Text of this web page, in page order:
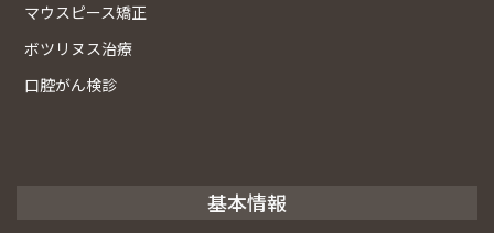
マウスピース矯正
ボツリヌス治療
口腔がん検診
基本情報